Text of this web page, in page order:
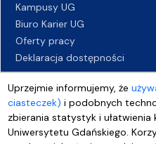
Uprzejmie informujemy, że
ciasteczek) i podobnych
zbierania statystyk i ułatwienia
Uniwersytetu Gdańskiego.
Kampusy UG
Biuro Karier UG
Oferty pracy
Deklaracja dostępności